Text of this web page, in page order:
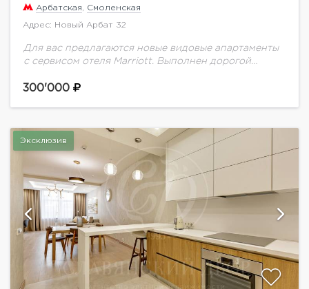
Арбатская Смоленская
Адрес: Новый Арбат 32
Для вас предлагаются новые видовые апартаменты
с сервисом отеля Marriott. Выполнен дорогой
планировкой предусмотрено: просторная гостиная
300'000
Эксклюзив